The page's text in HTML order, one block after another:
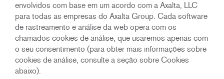
envolvidos com base em um acordo com a Axalta, LLC
para todas as empresas do Axalta Group. Cada software
de rastreamento e análise da web opera com os
chamados cookies de análise, que usaremos apenas com
o seu consentimento (para obter mais informações sobre
cookies de análise, consulte a seção sobre Cookies
abaixo).